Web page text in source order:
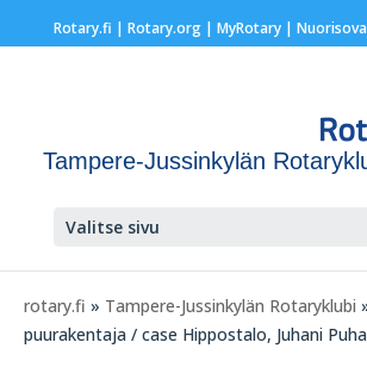
Rotary.fi | Rotary.org| MyRotary |
Tampere-Jussinkylän
Valitse sivu
rotary.fi » Tampere-Jussinkylän Rotaryklubi
puurakentaja / case Hippostalo, Juhani